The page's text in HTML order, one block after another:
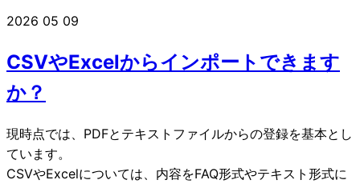
2026 05 09
CSVやExcelからインポートできます
か？
現時点では、PDFとテキストファイルからの登録を基本とし
ています。
CSVやExcelについては、内容をFAQ形式やテキスト形式に